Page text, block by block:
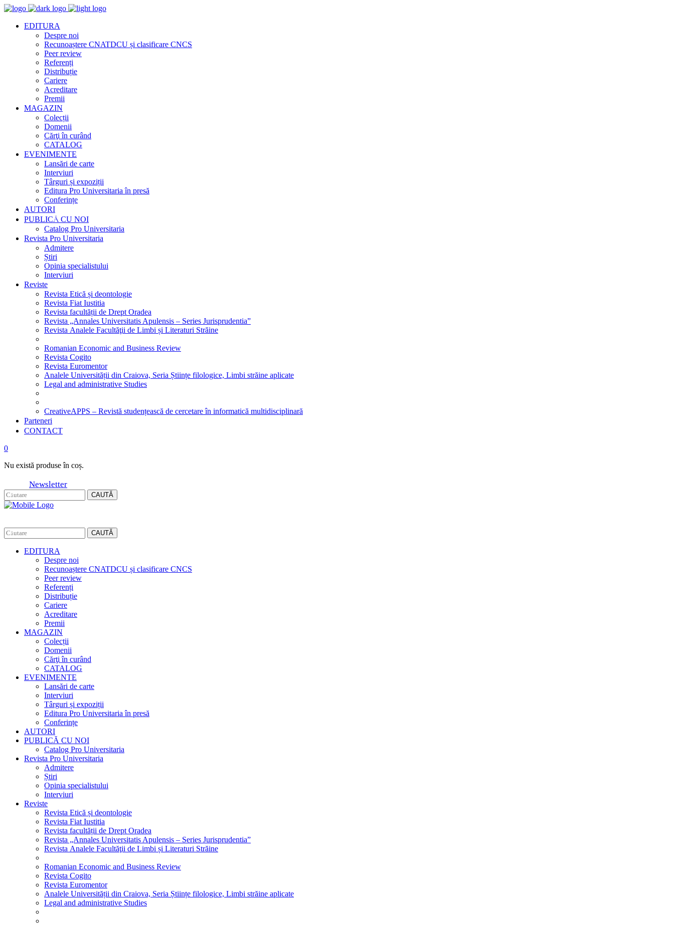
EDITURA
Despre noi
Recunoaștere CNATDCU și clasificare CNCS
Peer review
Referenți
Distribuție
Cariere
Acreditare
Premii
MAGAZIN
Colecții
Domenii
Cărţi în curând
CATALOG
EVENIMENTE
Lansări de carte
Interviuri
Târguri și expoziții
Editura Pro Universitaria în presă
Conferințe
AUTORI
PUBLICĂ CU NOI
Catalog Pro Universitaria
Revista Pro Universitaria
Admitere
Știri
Opinia specialistului
Interviuri
Reviste
Revista Etică și deontologie
Revista Fiat Iustitia
Revista facultății de Drept Oradea
Revista „Annales Universitatis Apulensis – Series Jurisprudentia”
Revista Analele Facultăţii de Limbi și Literaturi Străine
Romanian Economic and Business Review
Revista Cogito
Revista Euromentor
Analele Universității din Craiova, Seria Științe filologice, Limbi străine aplicate
Legal and administrative Studies
CreativeAPPS – Revistă studențească de cercetare în informatică multidisciplinară
Parteneri
CONTACT
0
Nu există produse în coș.
Newsletter
CAUTĂ
CAUTĂ
EDITURA
Despre noi
Recunoaștere CNATDCU și clasificare CNCS
Peer review
Referenți
Distribuție
Cariere
Acreditare
Premii
MAGAZIN
Colecții
Domenii
Cărţi în curând
CATALOG
EVENIMENTE
Lansări de carte
Interviuri
Târguri și expoziții
Editura Pro Universitaria în presă
Conferințe
AUTORI
PUBLICĂ CU NOI
Catalog Pro Universitaria
Revista Pro Universitaria
Admitere
Știri
Opinia specialistului
Interviuri
Reviste
Revista Etică și deontologie
Revista Fiat Iustitia
Revista facultății de Drept Oradea
Revista „Annales Universitatis Apulensis – Series Jurisprudentia”
Revista Analele Facultăţii de Limbi și Literaturi Străine
Romanian Economic and Business Review
Revista Cogito
Revista Euromentor
Analele Universității din Craiova, Seria Științe filologice, Limbi străine aplicate
Legal and administrative Studies